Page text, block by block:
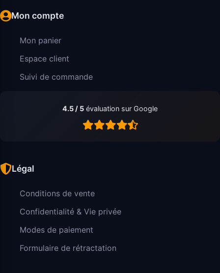
Mon compte
Mon panier
Espace client
Suivi de commande
4.5 / 5 évaluation sur Google
Légal
Conditions de vente
Confidentialité & Vie privée
Modes de paiement
Formulaire de rétractation